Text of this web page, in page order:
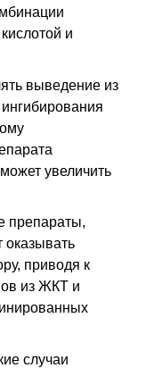
и
выведение из
ингибирования
увеличить
препараты,
приводя к
из ЖКТ и
случаи